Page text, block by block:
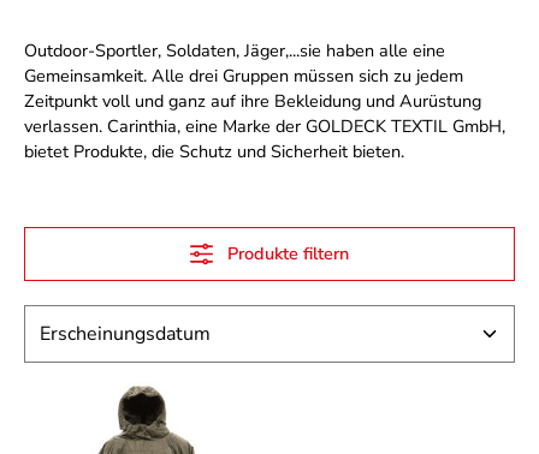
Outdoor-Sportler, Soldaten, Jäger,...sie haben alle eine
Gemeinsamkeit. Alle drei Gruppen müssen sich zu jedem
Zeitpunkt voll und ganz auf ihre Bekleidung und Aurüstung
verlassen. Carinthia, eine Marke der GOLDECK TEXTIL GmbH,
bietet Produkte, die Schutz und Sicherheit bieten.
Produkte filtern